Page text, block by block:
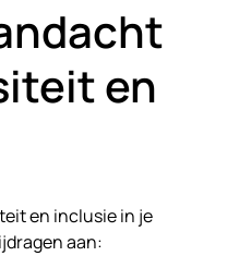
en
en inclusie in je
aan: